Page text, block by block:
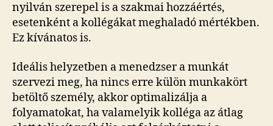
nyilván szerepel is a szakmai hozzáértés,
esetenként a kollégákat meghaladó mértékben.
Ez kívánatos is.
Ideális helyzetben a menedzser a munkát
szervezi meg, ha nincs erre külön munkakört
betöltő személy, akkor optimalizálja a
folyamatokat, ha valamelyik kolléga az átlag